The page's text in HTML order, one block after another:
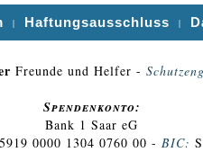
| Haftungsausschluss |
Freunde und Helfer -
Spendenkonto:
Bank 1 Saar eG
0000 1304 0760 00 - BIC: